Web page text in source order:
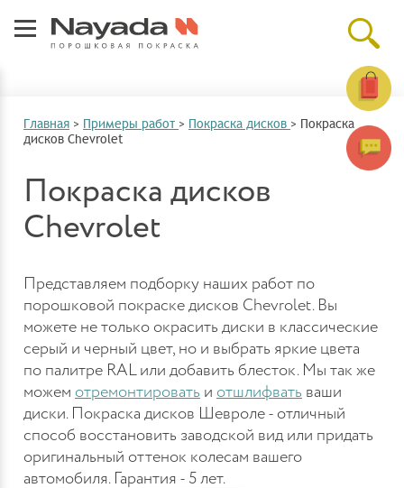
Главная > Примеры работ > Покраска дисков > Покраска
дисков Chevrolet
Покраска дисков
Chevrolet
Представляем подборку наших работ по
порошковой покраске дисков Chevrolet. Вы
можете не только окрасить диски в классические
серый и черный цвет, но и выбрать яркие цвета
по палитре RAL или добавить блесток. Мы так же
можем отремонтировать и отшлифвать ваши
диски. Покраска дисков Шевроле - отличный
способ восстановить заводской вид или придать
оригинальный оттенок колесам вашего
автомобиля. Гарантия - 5 лет.